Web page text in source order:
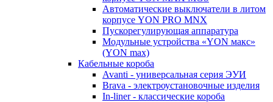
Автоматические выключатели в литом
корпусе YON PRO MNX
Пускорегулирующая аппаратура
Модульные устройства «YON макс»
(YON max)
Кабельные короба
Avanti - универсальная серия ЭУИ
Brava - электроустановочные изделия
In-liner - классические короба